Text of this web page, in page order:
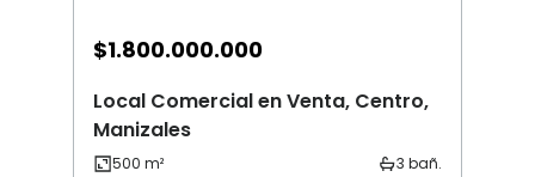
$1.800.000.000
Local Comercial en Venta, Centro,
Manizales